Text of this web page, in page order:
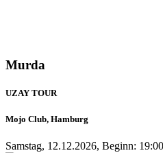
Murda
UZAY TOUR
Mojo Club, Hamburg
Samstag, 12.12.2026, Beginn: